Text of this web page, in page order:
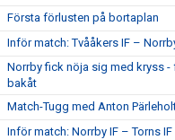
Första förlusten på bortaplan
Inför match: Tvååkers IF –
Norrby fick nöja sig med kryss
bakåt
Match-Tugg med Anton
Inför match: Norrby IF – Torns IF